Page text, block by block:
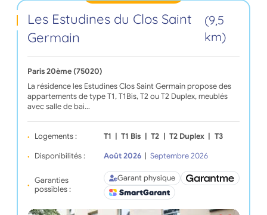
Les Estudines du Clos Saint
Germain
(9,5
km)
Paris 20ème (75020)
La résidence les Estudines Clos Saint Germain propose des
appartements de type T1, T1Bis, T2 ou T2 Duplex, meublés
avec salle de bai…
Logements : T1 T1 Bis T2 T2 Duplex T3
Disponibilités : Août 2026 Septembre 2026
Garanties
possibles :
Garant physique